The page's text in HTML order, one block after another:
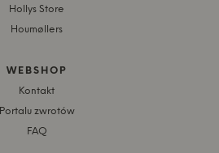
Hollys Store
Houmøllers
WEBSHOP
Kontakt
Portalu zwrotów
FAQ